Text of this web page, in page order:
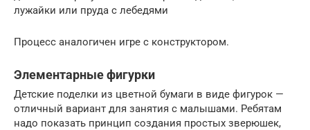
лужайки или пруда с лебедями
Процесс аналогичен игре с конструктором.
Элементарные фигурки
Детские поделки из цветной бумаги в виде фигурок —
отличный вариант для занятия с малышами. Ребятам
надо показать принцип создания простых зверюшек,